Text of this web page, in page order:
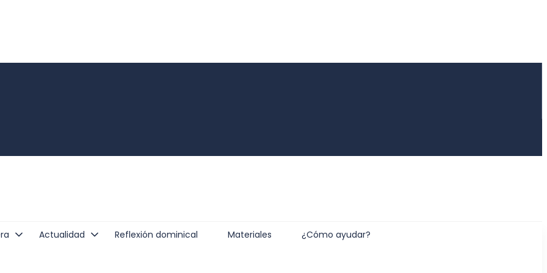
Actualidad Reflexión dominical Materiales ¿Cómo ayudar?